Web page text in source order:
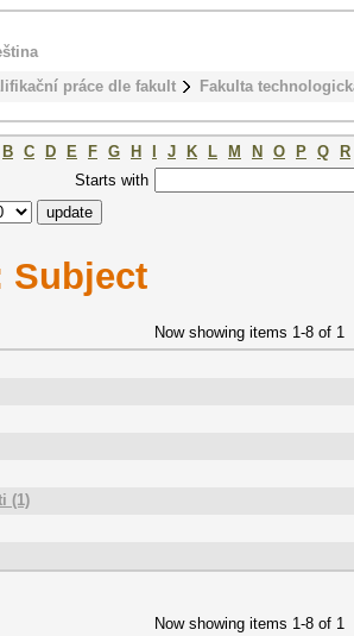
práce dle fakult Fakulta
B C D E F G H J K L M N O P Q
R
Starts with
Subject
Now showing items 1-8 of 1
(1)
Now showing items 1-8 of 1